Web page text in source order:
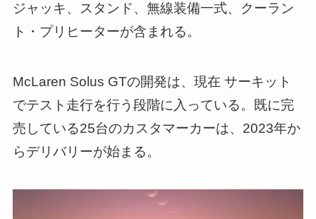
ジャッキ、スタンド、無線装備一式、クーラン
ト・プリヒーターが含まれる。
McLaren Solus GTの開発は、現在 サーキット
でテスト走行を行う段階に入っている。既に完
売している25台のカスタマーカーは、2023年か
らデリバリーが始まる。